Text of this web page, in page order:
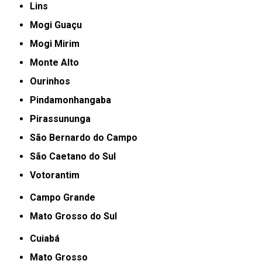
Lins
Mogi Guaçu
Mogi Mirim
Monte Alto
Ourinhos
Pindamonhangaba
Pirassununga
São Bernardo do Campo
São Caetano do Sul
Votorantim
Campo Grande
Mato Grosso do Sul
Cuiabá
Mato Grosso